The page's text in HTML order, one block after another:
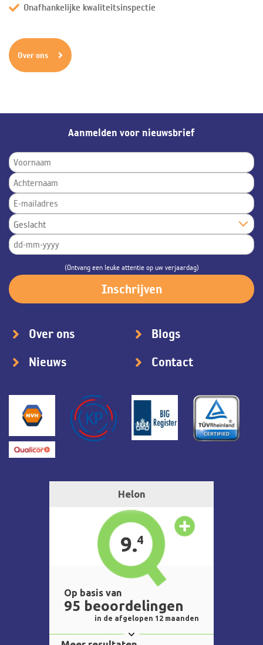
Onafhankelijke kwaliteitsinspectie
Over ons
Aanmelden voor nieuwsbrief
(Ontvang een leuke attentie op uw verjaardag)
Over ons
Blogs
Nieuws
Contact